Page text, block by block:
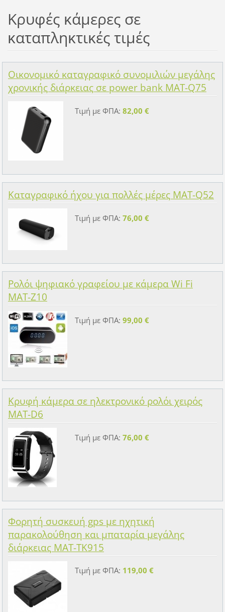
Κρυφές κάμερες σε
καταπληκτικές τιμές
Οικονομικό καταγραφικό συνομιλιών μεγάλης
χρονικής διάρκειας σε power bank MAT-Q75
Τιμή με ΦΠΑ: 82,00 €
Καταγραφικό ήχου για πολλές μέρες MAT-Q52
Τιμή με ΦΠΑ: 76,00 €
Ρολόι ψηφιακό γραφείου με κάμερα Wi Fi
MAT-Z10
Τιμή με ΦΠΑ: 99,00 €
Κρυφή κάμερα σε ηλεκτρονικό ρολόι χειρός
MAT-D6
Τιμή με ΦΠΑ: 76,00 €
Φορητή συσκευή gps με ηχητική
παρακολούθηση και μπαταρία μεγάλης
διάρκειας MAT-TK915
Τιμή με ΦΠΑ: 119,00 €